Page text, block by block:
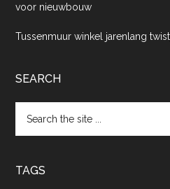
voor nieuwbouw
Tussenmuur winkel jarenlang
SEARCH
the
TAGS